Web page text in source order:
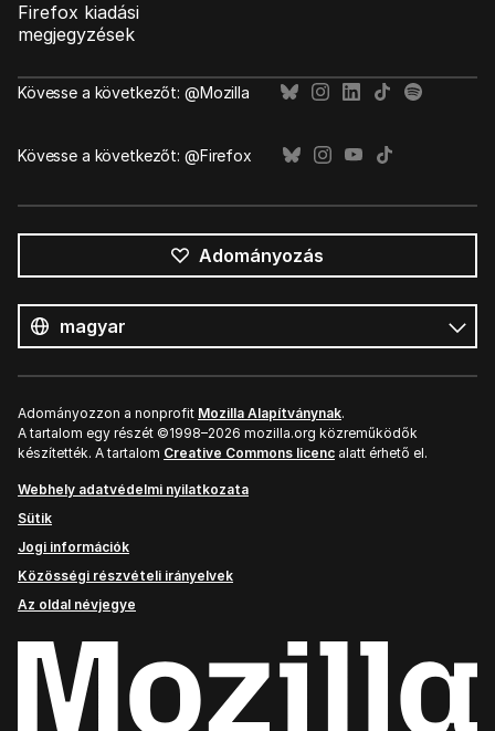
Firefox kiadási
megjegyzések
Kövesse a következőt: @Mozilla
Kövesse a következőt: @Firefox
Adományozás
nyelv
Nyelv
Adományozzon a nonprofit Mozilla Alapítványnak.
A tartalom egy részét ©1998–2026 mozilla.org közreműködők
készítették. A tartalom Creative Commons licenc alatt érhető el.
Webhely adatvédelmi nyilatkozata
Sütik
Jogi információk
Közösségi részvételi irányelvek
Az oldal névjegye